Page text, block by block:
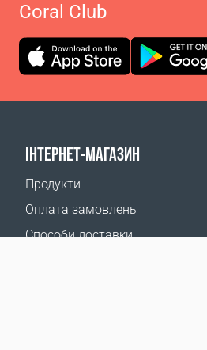
Coral Club
ІНТЕРНЕТ-МАГАЗИН
Продукти
Оплата замовлень
Способи доставки